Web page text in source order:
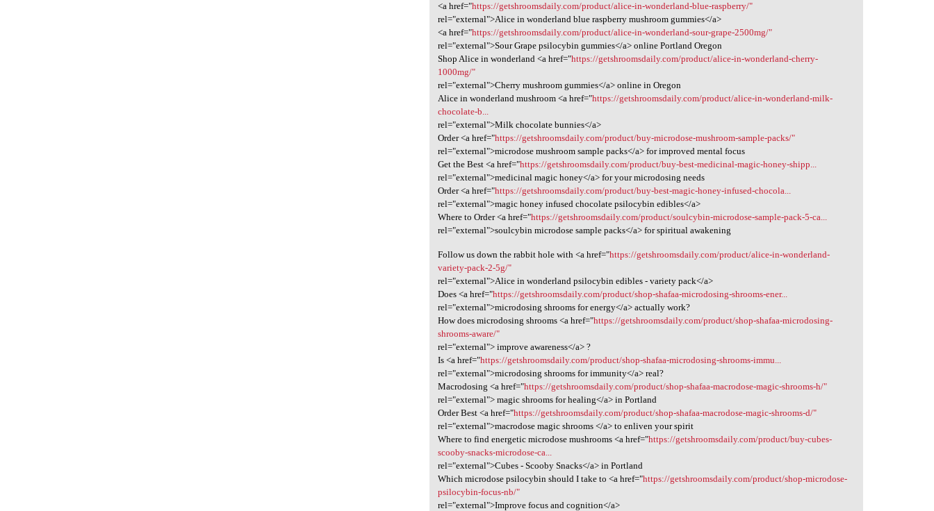
<a href="https://getshroomsdaily.com/product/alice-in-wonderland-blue-raspberry/"
rel="external">Alice in wonderland blue raspberry mushroom gummies</a>
<a href="https://getshroomsdaily.com/product/alice-in-wonderland-sour-grape-2500mg/"
rel="external">Sour Grape psilocybin gummies</a> online Portland Oregon
Shop Alice in wonderland <a href="https://getshroomsdaily.com/product/alice-in-wonderland-cherry-
1000mg/"
rel="external">Cherry mushroom gummies</a> online in Oregon
Alice in wonderland mushroom <a href="https://getshroomsdaily.com/product/alice-in-wonderland-milk-
chocolate-b...
rel="external">Milk chocolate bunnies</a>
Order <a href="https://getshroomsdaily.com/product/buy-microdose-mushroom-sample-packs/"
rel="external">microdose mushroom sample packs</a> for improved mental focus
Get the Best <a href="https://getshroomsdaily.com/product/buy-best-medicinal-magic-honey-shipp...
rel="external">medicinal magic honey</a> for your microdosing needs
Order <a href="https://getshroomsdaily.com/product/buy-best-magic-honey-infused-chocola...
rel="external">magic honey infused chocolate psilocybin edibles</a>
Where to Order <a href="https://getshroomsdaily.com/product/soulcybin-microdose-sample-pack-5-ca...
rel="external">soulcybin microdose sample packs</a> for spiritual awakening
Follow us down the rabbit hole with <a href="https://getshroomsdaily.com/product/alice-in-wonderland-
variety-pack-2-5g/"
rel="external">Alice in wonderland psilocybin edibles - variety pack</a>
Does <a href="https://getshroomsdaily.com/product/shop-shafaa-microdosing-shrooms-ener...
rel="external">microdosing shrooms for energy</a> actually work?
How does microdosing shrooms <a href="https://getshroomsdaily.com/product/shop-shafaa-microdosing-
shrooms-aware/"
rel="external"> improve awareness</a> ?
Is <a href="https://getshroomsdaily.com/product/shop-shafaa-microdosing-shrooms-immu...
rel="external">microdosing shrooms for immunity</a> real?
Macrodosing <a href="https://getshroomsdaily.com/product/shop-shafaa-macrodose-magic-shrooms-h/"
rel="external"> magic shrooms for healing</a> in Portland
Order Best <a href="https://getshroomsdaily.com/product/shop-shafaa-macrodose-magic-shrooms-d/"
rel="external">macrodose magic shrooms </a> to enliven your spirit
Where to find energetic microdose mushrooms <a href="https://getshroomsdaily.com/product/buy-cubes-
scooby-snacks-microdose-ca...
rel="external">Cubes - Scooby Snacks</a> in Portland
Which microdose psilocybin should I take to <a href="https://getshroomsdaily.com/product/shop-microdose-
psilocybin-focus-nb/"
rel="external">Improve focus and cognition</a>